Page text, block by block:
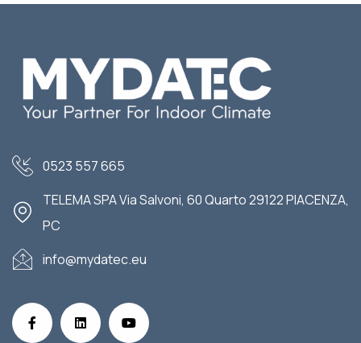
0523 557 665
TELEMA SPA Via Salvoni, 60 Quarto 29122 PIACENZA,
PC
info@mydatec.eu